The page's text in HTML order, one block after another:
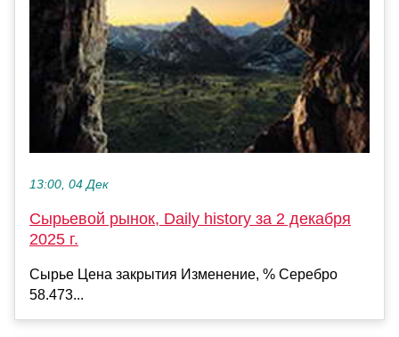
13:00, 04 Дек
Сырьевой рынок, Daily history за 2 декабря
2025 г.
Сырье Цена закрытия Изменение, % Серебро
58.473...